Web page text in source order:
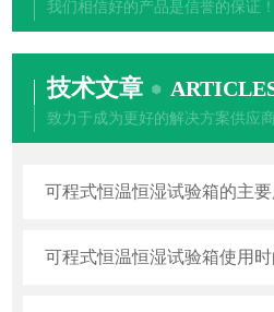
我们相信好的产品是信誉的保证！
技术文章
致力于成为更好的解决方案供应商
可程式恒温恒湿试验箱的主
可程式恒温恒湿试验箱使用